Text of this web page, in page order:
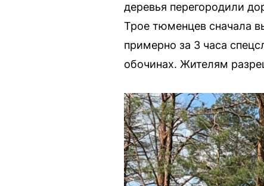
деревья перегородили
Трое тюменцев сначала
примерно за 3 часа
обочинах. Жителям